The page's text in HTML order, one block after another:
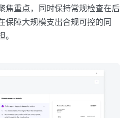
焦重点，同时保持常规检查在后
保障大规模支出合规可控的同